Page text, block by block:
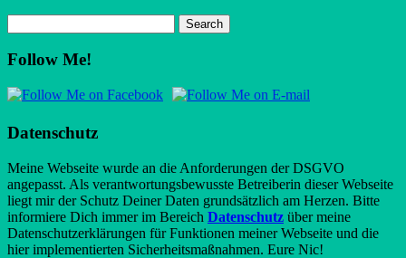
Follow Me!
Datenschutz
Meine Webseite wurde an die Anforderungen der DSGVO
angepasst. Als verantwortungsbewusste Betreiberin dieser Webseite
liegt mir der Schutz Deiner Daten grundsätzlich am Herzen. Bitte
informiere Dich immer im Bereich Datenschutz über meine
Datenschutzerklärungen für Funktionen meiner Webseite und die
hier implementierten Sicherheitsmaßnahmen. Eure Nic!